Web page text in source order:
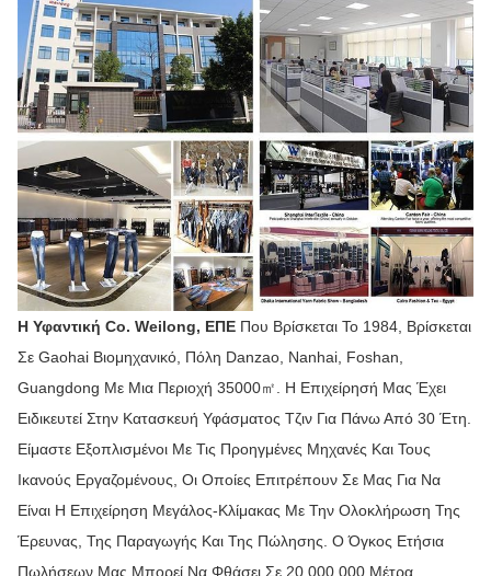
Η Υφαντική Co. Weilong, ΕΠΕ Που Βρίσκεται Το 1984, Βρίσκεται
Σε Gaohai Βιομηχανικό, Πόλη Danzao, Nanhai, Foshan,
Guangdong Με Μια Περιοχή 35000㎡. Η Επιχείρησή Μας Έχει
Ειδικευτεί Στην Κατασκευή Υφάσματος Τζιν Για Πάνω Από 30 Έτη.
Είμαστε Εξοπλισμένοι Με Τις Προηγμένες Μηχανές Και Τους
Ικανούς Εργαζομένους, Οι Οποίες Επιτρέπουν Σε Μας Για Να
Είναι Η Επιχείρηση Μεγάλος-Κλίμακας Με Την Ολοκλήρωση Της
Έρευνας, Της Παραγωγής Και Της Πώλησης. Ο Όγκος Ετήσια
Πωλήσεων Μας Μπορεί Να Φθάσει Σε 20.000.000 Μέτρα.